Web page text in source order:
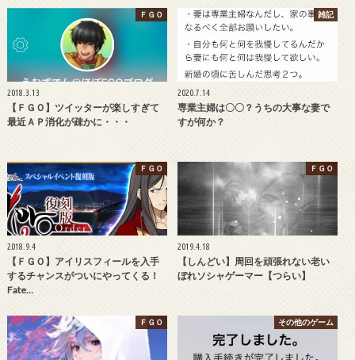
ＦＧＯ
2018.3.13
【ＦＧＯ】ツイッターが楽しすぎて
最近ＡＰ消化が疎かに・・・
雑記
2020.7.14
専業主婦は〇〇？うちの大事な妻で
すが何か？
ＦＧＯ
2018.9.4
【ＦＧＯ】アイリスフィールを入手
するチャンスがついにやってくる！
Fate…
ＦＧＯ
2019.4.18
【しんどい】周回を頑張れない老い
ぼれソシャゲーマー【つらい】
ＦＧＯ その他のゲーム